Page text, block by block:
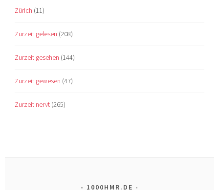
Zürich (11)
Zurzeit gelesen (208)
Zurzeit gesehen (144)
Zurzeit gewesen (47)
Zurzeit nervt (265)
1000HMR.DE